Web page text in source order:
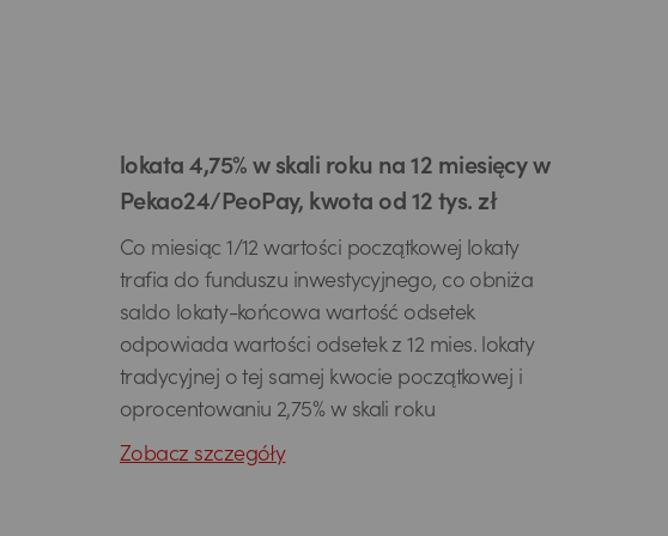
lokata 4,75% w skali roku na 12 miesięcy w
Pekao24/PeoPay, kwota od 12 tys. zł
Co miesiąc 1/12 wartości początkowej lokaty
trafia do funduszu inwestycyjnego, co obniża
saldo lokaty-końcowa wartość odsetek
odpowiada wartości odsetek z 12 mies. lokaty
tradycyjnej o tej samej kwocie początkowej i
oprocentowaniu 2,75% w skali roku
Zobacz szczegóły